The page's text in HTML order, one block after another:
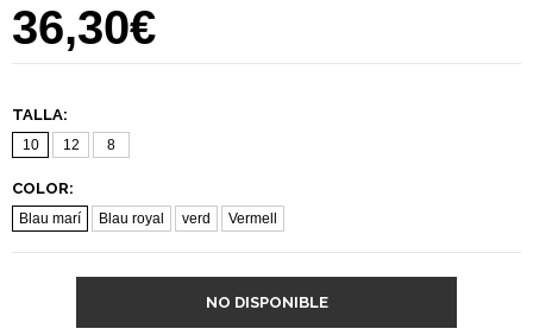
36,30€
TALLA:
10 12 8
COLOR:
Blau marí Blau royal verd Vermell
NO DISPONIBLE